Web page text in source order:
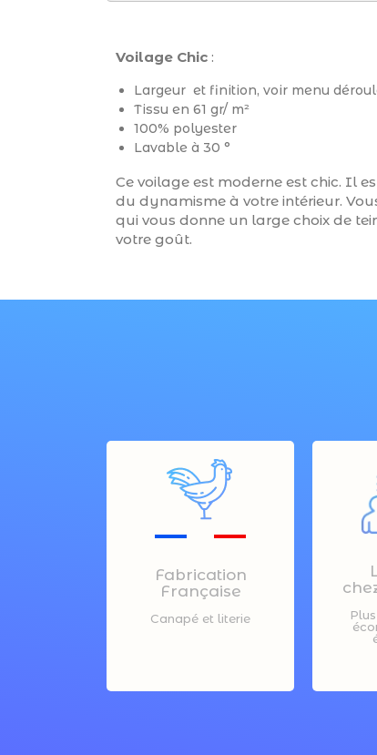
Voilage Chic :
Largeur et finition, voir menu
Tissu en 61 gr/ m²
100% polyester
Lavable à 30 °
Ce voilage est moderne est chic. Il
du dynamisme à votre intérieur.
qui vous donne un large choix de
votre goût.
Fabrication
Française
Canapé et literie